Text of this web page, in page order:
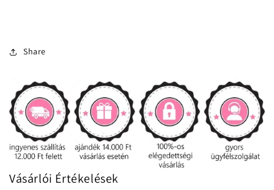
Share
Vásárlói Értékelések